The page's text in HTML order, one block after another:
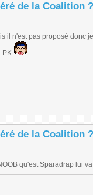
de la Coalition ?
il n'est pas proposé donc
PK
de la Coalition ?
qu'est Sparadrap lui